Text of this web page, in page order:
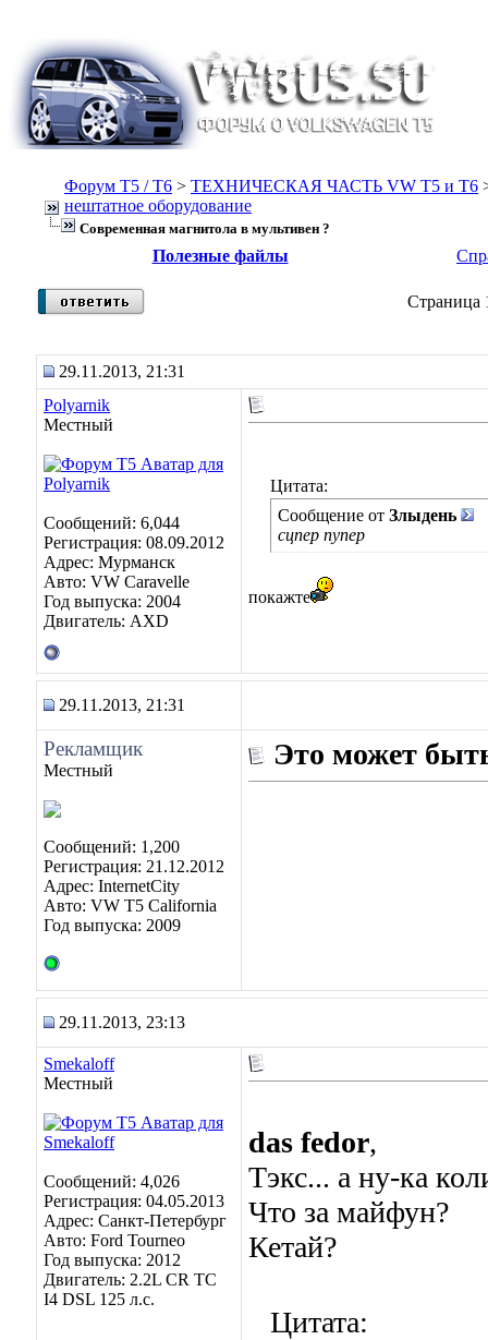
Форум Т5 / T6 > ТЕХНИЧЕСКАЯ ЧАСТЬ VW T5 и T6
нештатное оборудование
Современная магнитола в мультивен ?
Полезные файлы
Страница
29.11.2013, 21:31
Polyarnik
Местный
Сообщений: 6,044
Регистрация: 08.09.2012
Адрес: Мурманск
Авто: VW Caravelle
Год выпуска: 2004
Двигатель: AXD
Цитата:
Сообщение от Злыдень
сцпер пупер
покажте
29.11.2013, 21:31
Рекламщик
Местный
Сообщений: 1,200
Регистрация: 21.12.2012
Адрес: InternetCity
Авто: VW T5 California
Год выпуска: 2009
Это может
29.11.2013, 23:13
Smekaloff
Местный
Сообщений: 4,026
Регистрация: 04.05.2013
Адрес: Санкт-Петербург
Авто: Ford Tourneo
Год выпуска: 2012
Двигатель: 2.2L CR TC
I4 DSL 125 л.с.
das fedor,
Тэкс... а ну-ка
Что за майфун?
Кетай?
Цитата: